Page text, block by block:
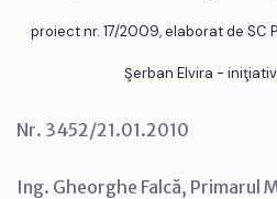
proiect nr. 17/2009, elaborat de SC
Şerban Elvira -
Nr. 3452/21.01.2010
Ing. Gheorghe Falcă, Primarul